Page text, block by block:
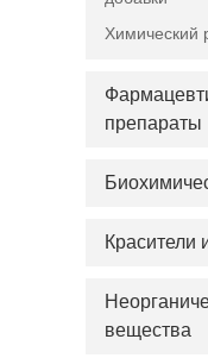
Химический
препараты
Красители
вещества